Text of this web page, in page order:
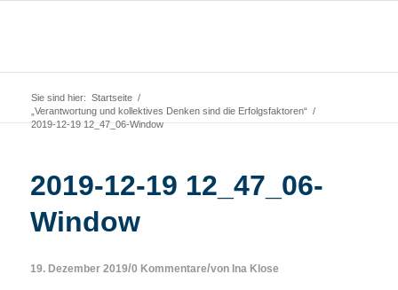
Sie sind hier: Startseite /
„Verantwortung und kollektives Denken sind die Erfolgsfaktoren“ /
2019-12-19 12_47_06-Window
2019-12-19 12_47_06-
Window
19. Dezember 2019/0 Kommentare/von Ina Klose